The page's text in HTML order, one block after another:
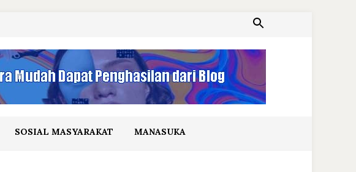
SOSIAL MASYARAKAT MANASUKA